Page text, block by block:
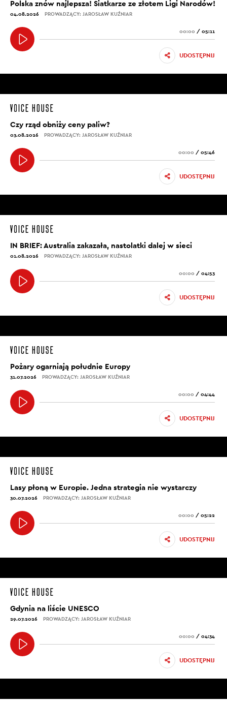
Polska znów najlepsza! Siatkarze ze złotem Ligi Narodów!
04.08.2026 PROWADZĄCY: JAROSŁAW KUŹNIAR
00:00 / 05:11
UDOSTĘPNIJ
Czy rząd obniży ceny paliw?
03.08.2026 PROWADZĄCY: JAROSŁAW KUŹNIAR
00:00 / 05:46
UDOSTĘPNIJ
IN BRIEF: Australia zakazała, nastolatki dalej w sieci
01.08.2026 PROWADZĄCY: JAROSŁAW KUŹNIAR
00:00 / 04:53
UDOSTĘPNIJ
Pożary ogarniają południe Europy
31.07.2026 PROWADZĄCY: JAROSŁAW KUŹNIAR
00:00 / 04:44
UDOSTĘPNIJ
Lasy płoną w Europie. Jedna strategia nie wystarczy
30.07.2026 PROWADZĄCY: JAROSŁAW KUŹNIAR
00:00 / 05:22
UDOSTĘPNIJ
Gdynia na liście UNESCO
29.07.2026 PROWADZĄCY: JAROSŁAW KUŹNIAR
00:00 / 04:34
UDOSTĘPNIJ